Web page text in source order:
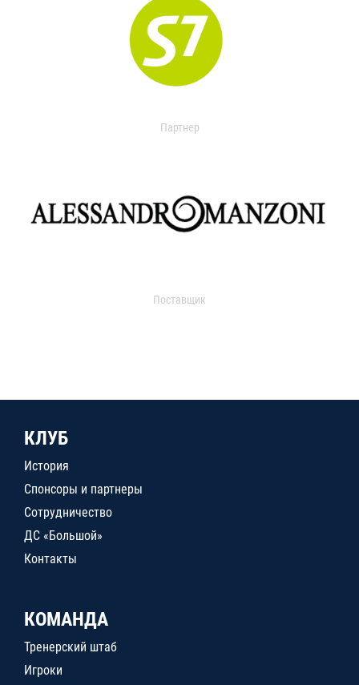
Партнер
Поставщик
КЛУБ
История
Спонсоры и партнеры
Сотрудничество
ДС «Большой»
Контакты
КОМАНДА
Тренерский штаб
Игроки